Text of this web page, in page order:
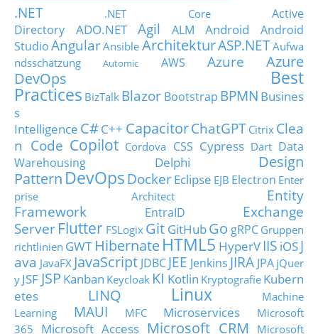
.NET .NET Core
Active
Directory
ADO.NET Agil ALM Android
Android
StudioAngularAnsible ArchitekturASP.NETAufwa
ndsschätzung
Automic AWS Azure
Azure
DevOps
Best
Practices BizTalk Blazor Bootstrap BPMN Busines
s
Intelligence C#C++ CapacitorChatGPT Citrix Clea
n Code Copilot Cordova CSS Cypress Dart Data
Warehousing
Delphi
Design
Pattern DevOps DockerEclipse EJB Electron Enter
prise Architect
Entity
Framework
EntraID
Exchange
Server Flutter FSLogix Git GitHubGo gRPC Gruppen
richtlinien GWT HibernateHTML5 HyperVIIS iOSJ
ava JavaFX JavaScript JDBC JEE Jenkins JIRA JPA jQuer
y JSF JSP Kanban Keycloak KI Kotlin Kryptografie Kubern
etes
LINQ Linux
Machine
Learning
MAUI MFC Microservices
Microsoft
365
Microsoft Access Microsoft CRM
Microsoft